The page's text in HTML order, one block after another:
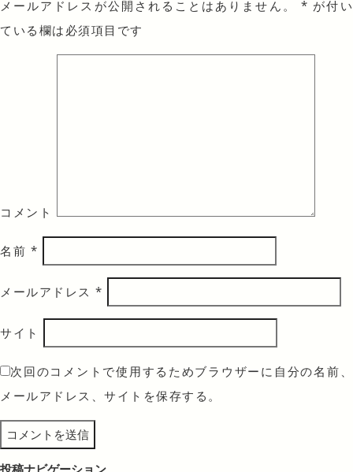
メールアドレスが公開されることはありません。 * が付い
ている欄は必須項目です
コメント
名前 *
メールアドレス *
サイト
次回のコメントで使用するためブラウザーに自分の名前、
メールアドレス、サイトを保存する。
投稿ナビゲーション